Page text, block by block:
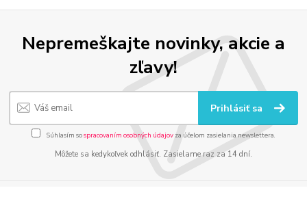
Nepremeškajte novinky, akcie a
zľavy!
Prihlásiť sa
Súhlasím sospracovaním osobných údajov za účelom zasielania newslettera.
Môžete sa kedykoľvek odhlásiť. Zasielame raz za 14 dní.